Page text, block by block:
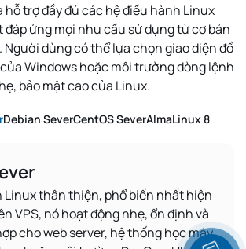
hỗ trợ đầy đủ các hệ điều hành Linux
đáp ứng mọi nhu cầu sử dụng từ cơ bản
Người dùng có thể lựa chọn giao diện đồ
Windows hoặc môi trường dòng lệnh
bảo mật cao của Linux.
Debian SeverCentOS SeverAlmaLinux 8
Linux thân thiện, phổ biến nhất hiện
VPS, nó hoạt động nhẹ, ổn định và
cho web server, hệ thống học máy,